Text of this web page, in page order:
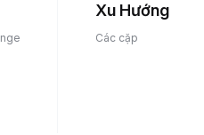
Xu Hướng
Các cặp